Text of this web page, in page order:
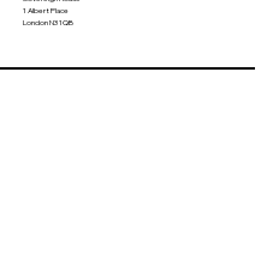
1 Albert Place
London N3 1QB